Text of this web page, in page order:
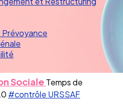
Sociale Temps de
#contrôle URSSAF